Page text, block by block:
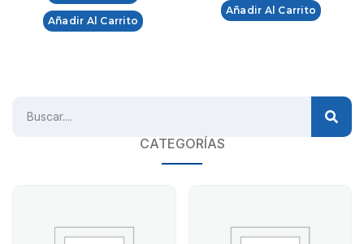
Añadir Al Carrito
Añadir Al Carrito
CATEGORÍAS